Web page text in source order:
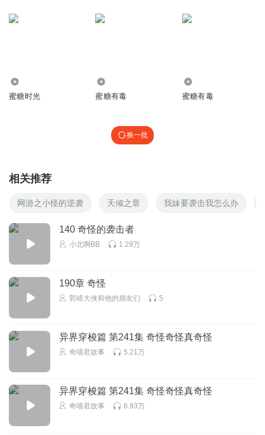
蜜糖时光 蜜糖有毒 蜜糖有毒
换一批
相关推荐
网游之小怪的逆袭 天倾之章 我妹要袭击我怎么办
140 奇怪的袭击者
小北啊BB 1.29万
190章 奇怪
郭靖大侠和他的朋友们 5
异界穿梭篇 第241集 奇怪奇怪真奇怪
奇喵君故事 5.21万
异界穿梭篇 第241集 奇怪奇怪真奇怪
奇喵君故事 6.93万